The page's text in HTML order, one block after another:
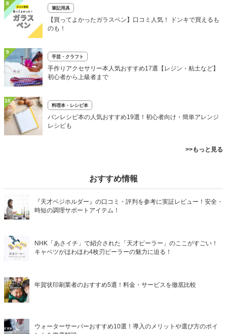
8
筆記用具
【買ってよかったガラスペン】口コミ人気！ ドンキで買えるも
のも！
9
手芸・クラフト
手作りアクセサリー本人気おすすめ17選【レジン・粘土など】
初心者から上級者まで
10
料理本・レシピ本
パンレシピ本の人気おすすめ19選！初心者向け・簡単アレンジ
レシピも
>>もっと見る
おすすめ情報
『天才ベジホルダー』の口コミ・評判を参考に実証レビュー！安全・
時短の調理サポートアイテム！
NHK「あさイチ」で紹介された「天才ピーラー」のここがすごい！
キャベツがほわほわ4枚刃ピーラーの魅力に迫る！
年賀状印刷業者のおすすめ5選！料金・サービスを徹底比較
ウォーターサーバーおすすめ10選！導入のメリットや選び方のポイ